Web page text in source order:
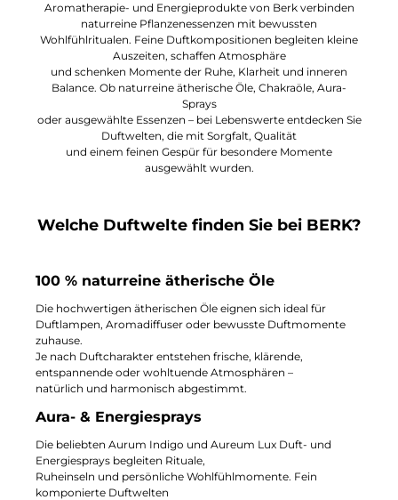
Aromatherapie- und Energieprodukte von Berk verbinden
naturreine Pflanzenessenzen mit bewussten
Wohlfühlritualen. Feine Duftkompositionen begleiten kleine
Auszeiten, schaffen Atmosphäre
und schenken Momente der Ruhe, Klarheit und inneren
Balance. Ob naturreine ätherische Öle, Chakraöle, Aura-
Sprays
oder ausgewählte Essenzen – bei Lebenswerte entdecken Sie
Duftwelten, die mit Sorgfalt, Qualität
und einem feinen Gespür für besondere Momente
ausgewählt wurden.
Welche Duftwelte finden Sie bei BERK?
100 % naturreine ätherische Öle
Die hochwertigen ätherischen Öle eignen sich ideal für
Duftlampen, Aromadiffuser oder bewusste Duftmomente
zuhause.
Je nach Duftcharakter entstehen frische, klärende,
entspannende oder wohltuende Atmosphären –
natürlich und harmonisch abgestimmt.
Aura- & Energiesprays
Die beliebten Aurum Indigo und Aureum Lux Duft- und
Energiesprays begleiten Rituale,
Ruheinseln und persönliche Wohlfühlmomente. Fein
komponierte Duftwelten